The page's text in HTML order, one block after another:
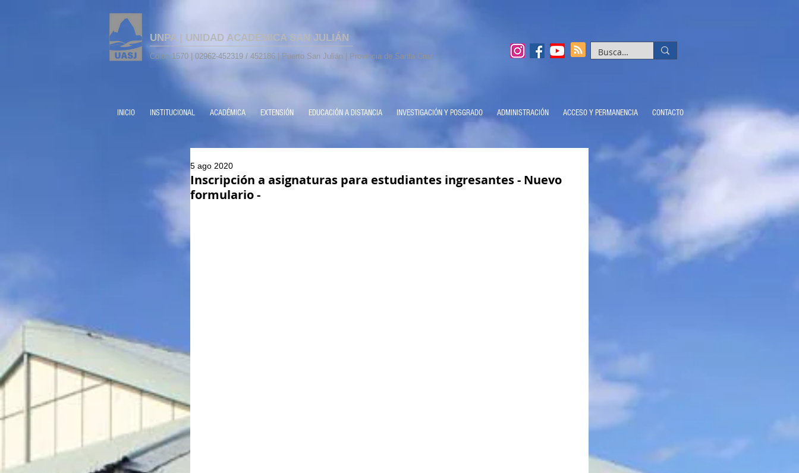
UNPA | UNIDAD ACADÉMICA SAN JULIÁN
Colón 1570 | 02962-452319 / 452186 | Puerto San Julián | Provincia de Santa Cruz
INICIO INSTITUCIONAL ACADÉMICA EXTENSIÓN EDUCACIÓN A DISTANCIA INVESTIGACIÓN Y POSGRADO ADMINISTRACIÓN ACCESO Y PERMANENCIA CONTACTO
Inscripción a asignaturas para estudiantes ingresantes - Nuevo
formulario -
5 ago 2020